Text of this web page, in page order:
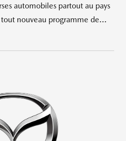
automobiles partout au pays
nouveau programme de...